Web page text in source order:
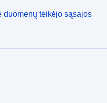
duomenų teikėjo sąsajos